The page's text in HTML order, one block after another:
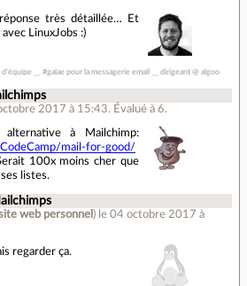
très détaillée… Et
LinuxJobs :)
__ #galae pour la messagerie email __ dirigeant @ algoo
2017 à 15:43. Évalué à 6.
à Mailchimp:
mail-for-good/
100x moins cher que
listes.
web personnel ) le 04 octobre 2017 à
regarder ça.